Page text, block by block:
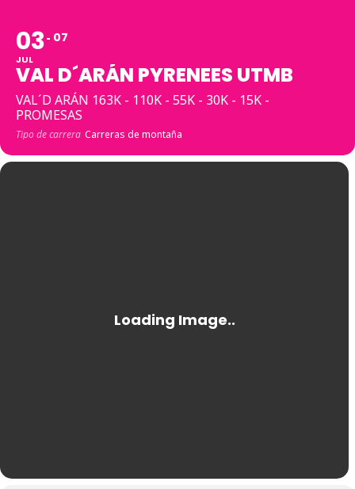
03
JUL
07
VAL D´ARÁN PYRENEES UTMB
VAL´D ARÁN 163K - 110K - 55K - 30K - 15K -
PROMESAS
Tipo de carrera Carreras de montaña